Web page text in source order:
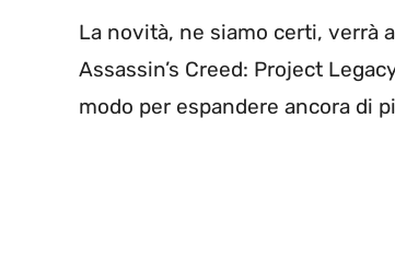
La novità, ne siamo certi, verrà
Assassin’s Creed: Project
modo per espandere ancora di